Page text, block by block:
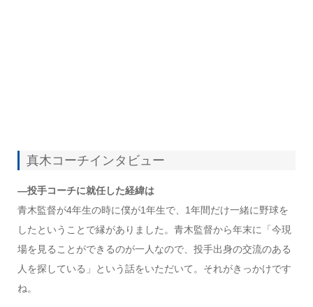
真木コーチインタビュー
―投手コーチに就任した経緯は
青木監督が4年生の時に僕が1年生で、1年間だけ一緒に野球を
したということで縁がありました。青木監督から年末に「今現
場を見ることができるのが一人なので、投手出身の交流のある
人を探している」という話をいただいて。それがきっかけです
ね。